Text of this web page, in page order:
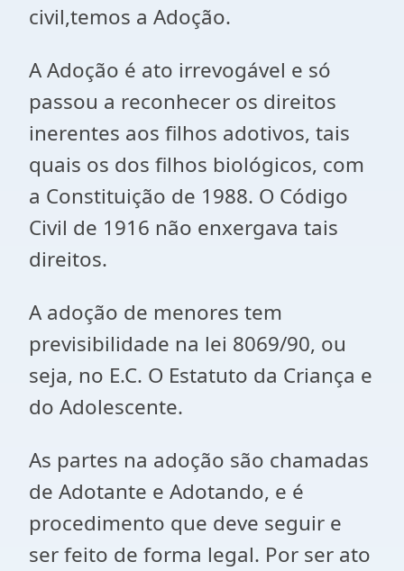
civil,temos a Adoção.
A Adoção é ato irrevogável e só
passou a reconhecer os direitos
inerentes aos filhos adotivos, tais
quais os dos filhos biológicos, com
a Constituição de 1988. O Código
Civil de 1916 não enxergava tais
direitos.
A adoção de menores tem
previsibilidade na lei 8069/90, ou
seja, no E.C. O Estatuto da Criança e
do Adolescente.
As partes na adoção são chamadas
de Adotante e Adotando, e é
procedimento que deve seguir e
ser feito de forma legal. Por ser ato